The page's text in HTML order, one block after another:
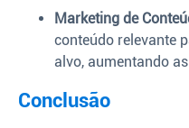
Marketing de
conteúdo relevante
alvo, aumentando
Conclusão